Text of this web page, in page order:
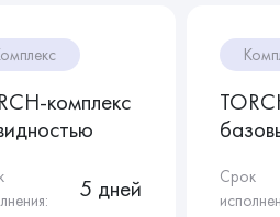
комплекс
5 дней
Срок